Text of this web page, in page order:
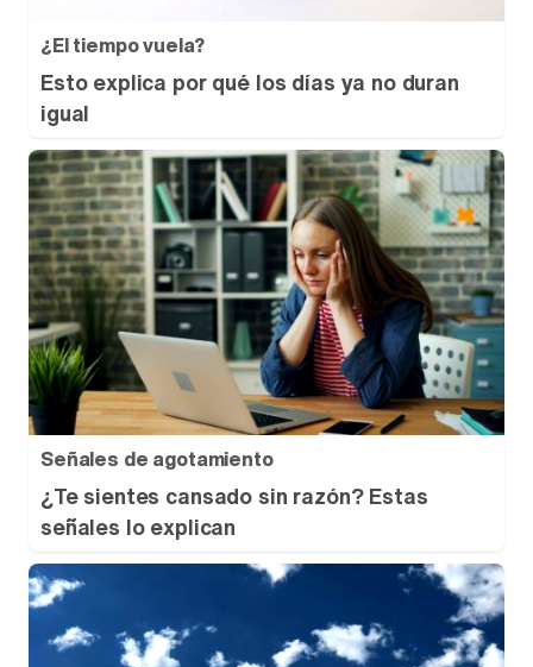
¿El tiempo vuela?
Esto explica por qué los días ya no duran
igual
Señales de agotamiento
¿Te sientes cansado sin razón? Estas
señales lo explican